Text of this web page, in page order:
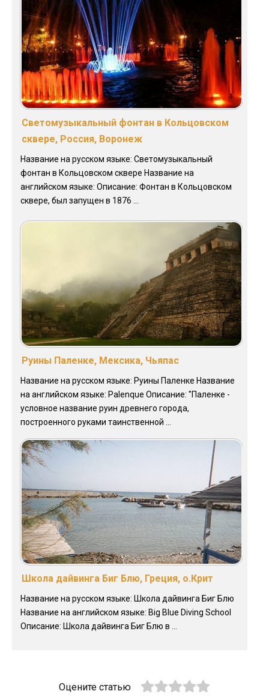
Светомузыкальный фонтан в Кольцовском
сквере, Россия, Воронеж
Название на русском языке: Светомузыкальный
фонтан в Кольцовском сквере Название на
английском языке: Описание: Фонтан в Кольцовском
сквере, был запущен в 1876 ...
Руины Паленке, Мексика, Чьяпас
Название на русском языке: Руины Паленке Название
на английском языке: Palenque Описание: "Паленке -
условное название руин древнего города,
построенного руками таинственной ...
Школа дайвинга Биг Блю, Греция, о.Крит
Название на русском языке: Школа дайвинга Биг Блю
Название на английском языке: Big Blue Diving School
Описание: Школа дайвинга Биг Блю в ...
Оцените статью